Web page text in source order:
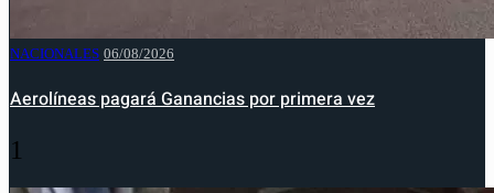
NACIONALES 06/08/2026
Aerolíneas pagará Ganancias por primera vez
1